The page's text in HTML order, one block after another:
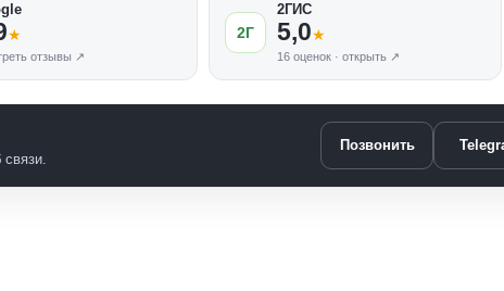
★
отзывы ↗
2Г
2ГИС
5,0★
16 оценок · открыть ↗
Позвонить